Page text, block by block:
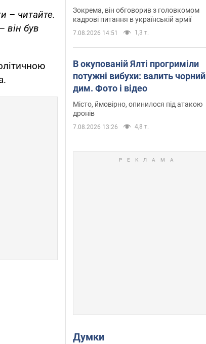
– читайте.
він був
анонсував нові кроки
Зокрема, він обговорив з головкомом
кадрові питання в українській армії
7.08.2026 14:51 1,3 т.
В окупованій Ялті прогриміли
потужні вибухи: валить чорний
дим. Фото і відео
Місто, ймовірно, опинилося під атакою
дронів
7.08.2026 13:26 4,8 т.
Думки